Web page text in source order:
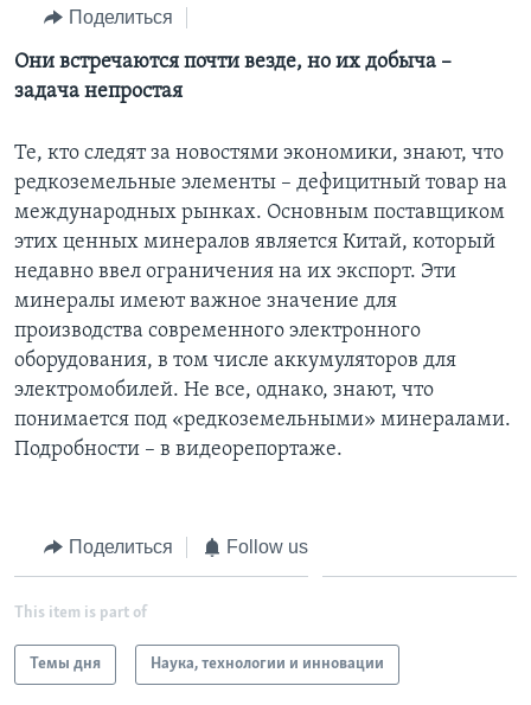
Перейти
поиск
ПОЧЕМУ ЭТО ВАЖНО?
ДИСКУССИЯ VOA
ДЕТАЛИ
АМЕРИКА. БОЛЬШОЕ ПУТЕШЕСТВИЕ
А КАК В АМЕРИКЕ?
АРТЕФАКТЫ
АМЕРИКАНСКИЕ ГОРОДКИ
ФАКТЫ ПРОТИВ ФЕЙКОВ
ЗА СВОБОДУ ПРЕССЫ
УЧИМ АНГЛИЙСКИЙ
ВИДЕО
ПОДПИСКА НА НОВОСТИ
Learning English
СОЦИАЛЬНЫЕ СЕТИ
Языки
Поделиться
Они встречаются почти везде, но их добыча –
задача непростая
Те, кто следят за новостями экономики, знают, что
редкоземельные элементы – дефицитный товар на
международных рынках. Основным поставщиком
этих ценных минералов является Китай, который
недавно ввел ограничения на их экспорт. Эти
минералы имеют важное значение для
производства современного электронного
оборудования, в том числе аккумуляторов для
электромобилей. Не все, однако, знают, что
понимается под «редкоземельными» минералами.
Подробности – в видеорепортаже.
Поделиться Follow us
This item is part of
Темы дня Наука, технологии и инновации